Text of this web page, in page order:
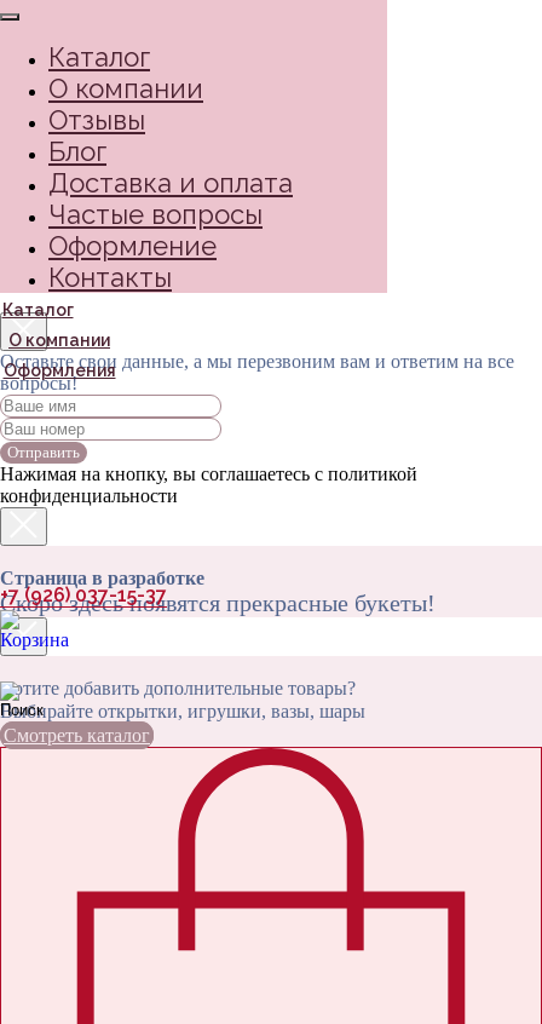
Каталог
О компании
Отзывы
Блог
Доставка и оплата
Частые вопросы
Оформление
Контакты
Каталог
О компании
Оформления
+7 (926) 037-15-37
Оставьте свои данные, а мы перезвоним вам и ответим на все
вопросы!
Отправить
Нажимая на кнопку, вы соглашаетесь с политикой
конфиденциальности
Страница в разработке
Скоро здесь появятся прекрасные букеты!
Хотите добавить дополнительные товары?
Выбирайте открытки, игрушки, вазы, шары
Смотреть каталог